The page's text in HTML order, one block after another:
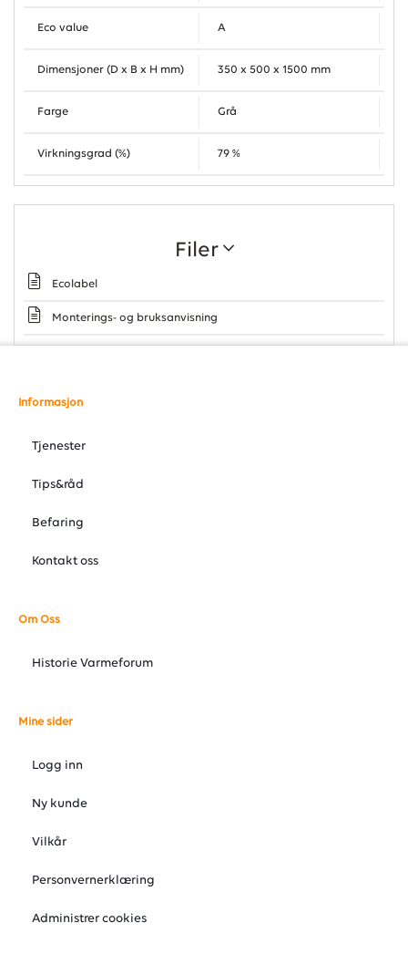
Eco value A
Dimensjoner (D x B x H mm) 350 x 500 x 1500 mm
Farge Grå
Virkningsgrad (%) 79 %
Filer
Ecolabel
Monterings- og bruksanvisning
Informasjon
Tjenester
Tips&råd
Befaring
Kontakt oss
Om Oss
Historie Varmeforum
Mine sider
Logg inn
Ny kunde
Vilkår
Personvernerklæring
Administrer cookies